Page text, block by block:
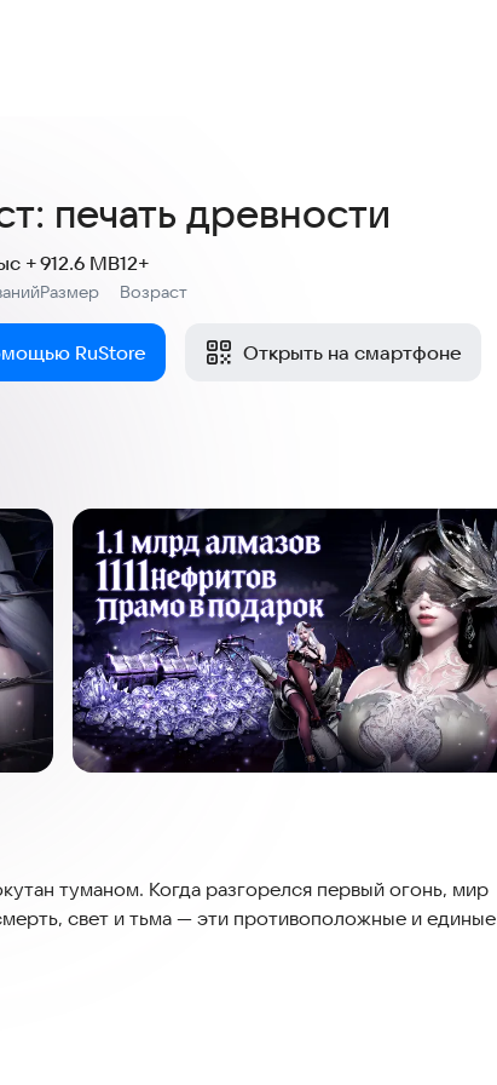
печать древности
+
Размер
912.6 MB
Возраст
12+
RuStore Открыть на смартфоне
туманом. Когда разгорелся первый огонь, мир
свет и тьма — эти противоположные и единые
но и стремление к власти и амбиции